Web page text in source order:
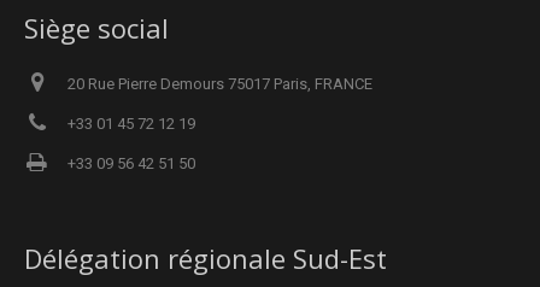
Siège social
20 Rue Pierre Demours 75017 Paris, FRANCE
+33 01 45 72 12 19
+33 09 56 42 51 50
Délégation régionale Sud-Est